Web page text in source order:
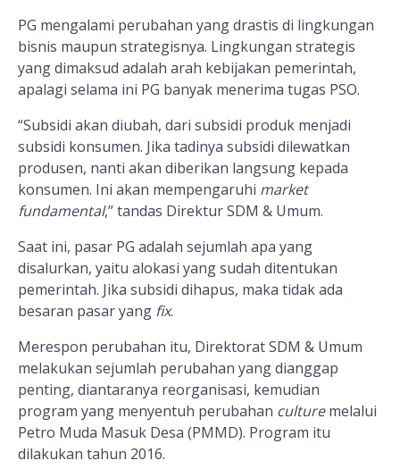
PG mengalami perubahan yang drastis di lingkungan
bisnis maupun strategisnya. Lingkungan strategis
yang dimaksud adalah arah kebijakan pemerintah,
apalagi selama ini PG banyak menerima tugas PSO.
“Subsidi akan diubah, dari subsidi produk menjadi
subsidi konsumen. Jika tadinya subsidi dilewatkan
produsen, nanti akan diberikan langsung kepada
konsumen. Ini akan mempengaruhi market
fundamental,” tandas Direktur SDM & Umum.
Saat ini, pasar PG adalah sejumlah apa yang
disalurkan, yaitu alokasi yang sudah ditentukan
pemerintah. Jika subsidi dihapus, maka tidak ada
besaran pasar yang fix.
Merespon perubahan itu, Direktorat SDM & Umum
melakukan sejumlah perubahan yang dianggap
penting, diantaranya reorganisasi, kemudian
program yang menyentuh perubahan culturemelalui
Petro Muda Masuk Desa (PMMD). Program itu
dilakukan tahun 2016.